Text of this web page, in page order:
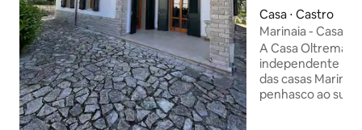
Casa ⋅ Castro
Marinaia - Casa
A Casa Oltremare
independente
das casas
penhasco ao sul